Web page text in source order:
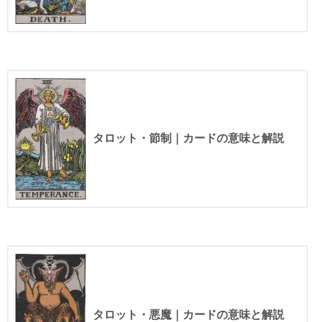
タロット・節制｜カードの意味と解説
タロット・悪魔｜カードの意味と解説